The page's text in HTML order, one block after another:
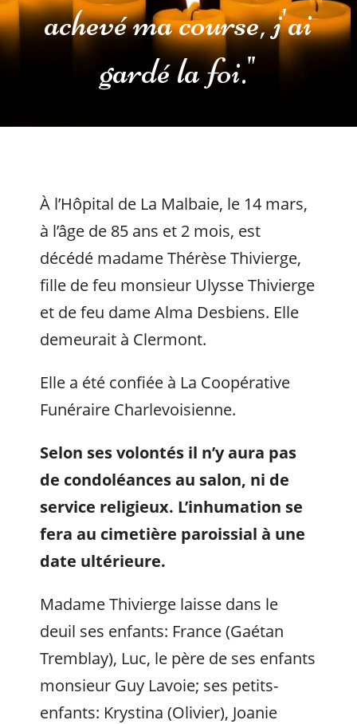
achevé ma course, j'ai
gardé la foi."
À l’Hôpital de La Malbaie, le 14 mars,
à l’âge de 85 ans et 2 mois, est
décédé madame Thérèse Thivierge,
fille de feu monsieur Ulysse Thivierge
et de feu dame Alma Desbiens. Elle
demeurait à Clermont.
Elle a été confiée à La Coopérative
Funéraire Charlevoisienne.
Selon ses volontés il n’y aura pas
de condoléances au salon, ni de
service religieux. L’inhumation se
fera au cimetière paroissial à une
date ultérieure.
Madame Thivierge laisse dans le
deuil ses enfants: France (Gaétan
Tremblay), Luc, le père de ses enfants
monsieur Guy Lavoie; ses petits-
enfants: Krystina (Olivier), Joanie